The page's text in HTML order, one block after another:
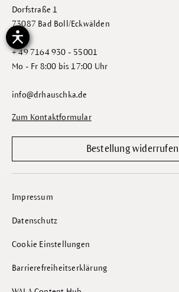
Dorfstraße 1
73087 Bad Boll/Eckwälden
+ 49 7164 930 - 55001
Mo - Fr 8:00 bis 17:00 Uhr
info@drhauschka.de
Zum Kontaktformular
Bestellung widerrufen
Impressum
Datenschutz
Cookie Einstellungen
Barrierefreiheitserklärung